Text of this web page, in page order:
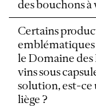
des bouchons à
Certains
emblématiques
le Domaine des
vins sous
solution, est-ce
liège ?